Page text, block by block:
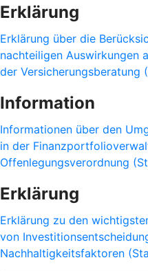
Erklärung
Erklärung über die
nachteiligen Auswirkungen
der Versicherungsberatung
Information
Informationen über den
in der
Offenlegungsverordnung
Erklärung
Erklärung zu den
von
Nachhaltigkeitsfaktoren